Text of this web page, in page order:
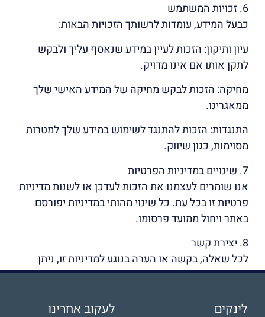
6. זכויות המשתמש
כבעל המידע, עומדות לרשותך הזכויות הבאות:
עיון ותיקון: הזכות לעיין במידע שנאסף עליך ולבקש
לתקן אותו אם אינו מדויק.
מחיקה: הזכות לבקש מחיקה של המידע האישי שלך
ממאגרינו.
התנגדות: הזכות להתנגד לשימוש במידע שלך למטרות
מסוימות, כגון שיווק.
7. שינויים במדיניות הפרטיות
אנו שומרים לעצמנו את הזכות לעדכן או לשנות מדיניות
פרטיות זו בכל עת. כל שינוי מהותי במדיניות יפורסם
באתר ויחול ממועד פרסומו.
8. יצירת קשר
לכל שאלה, בקשה או הערה בנוגע למדיניות זו, ניתן
ליצור עמנו קשר בכתובת דוא"ל: max@o2israel.co.il
לינקים לעקוב אחרינו